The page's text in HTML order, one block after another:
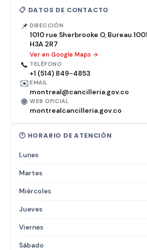
📋 DATOS DE CONTACTO
📌 DIRECCIÓN
1010 rue Sherbrooke O, Bureau
H3A 2R7
Ver en Google Maps →
📞 TELÉFONO
+1 (514) 849-4853
✉️ EMAIL
montreal@cancilleria.gov.co
🌐 WEB OFICIAL
montrealcancilleria.gov.co
🕐 HORARIO DE ATENCIÓN
Lunes
Martes
Miércoles
Jueves
Viernes
Sábado